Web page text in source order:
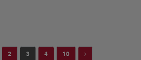
2 3 4 10 Next